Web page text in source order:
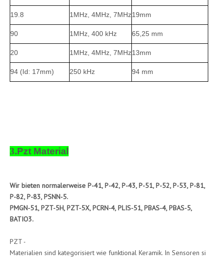
19.8 1MHz, 4MHz, 7MHz19mm
90 1MHz, 400 kHz 65,25 mm
20 1MHz, 4MHz, 7MHz13mm
94 (Id: 17mm) 250 kHz 94 mm
3.Pzt Material
Wir bieten normalerweise P-41, P-42, P-43, P-51, P-52, P-53, P-81,
P-82, P-83, PSNN-5.
PMGN-51, PZT-5H, PZT-5X, PCRN-4, PLIS-51, PBAS-4, PBAS-5,
BATIO3.
PZT -
Materialien sind kategorisiert wie funktional Keramik. In Sensoren si